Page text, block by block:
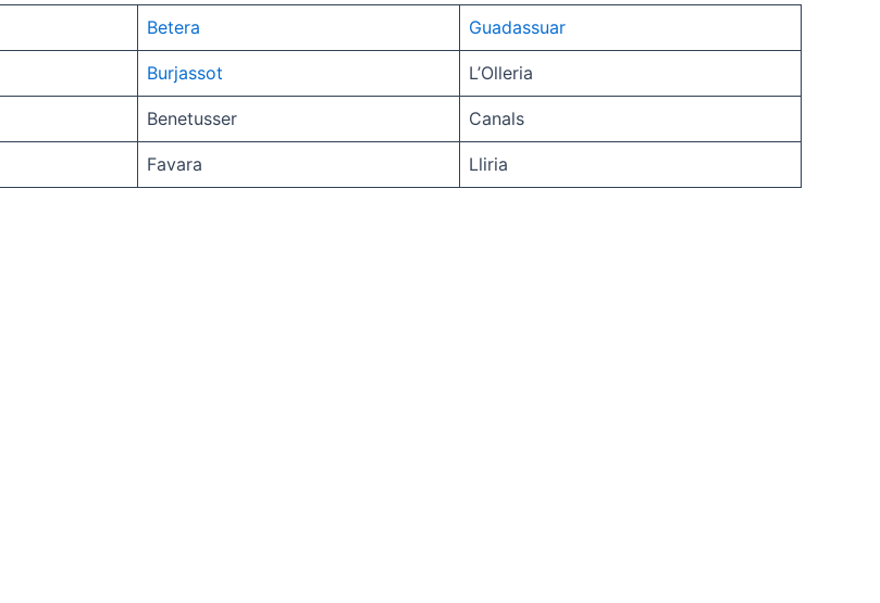
Betera Guadassuar
Burjassot L’Olleria
Benetusser Canals
Favara Lliria